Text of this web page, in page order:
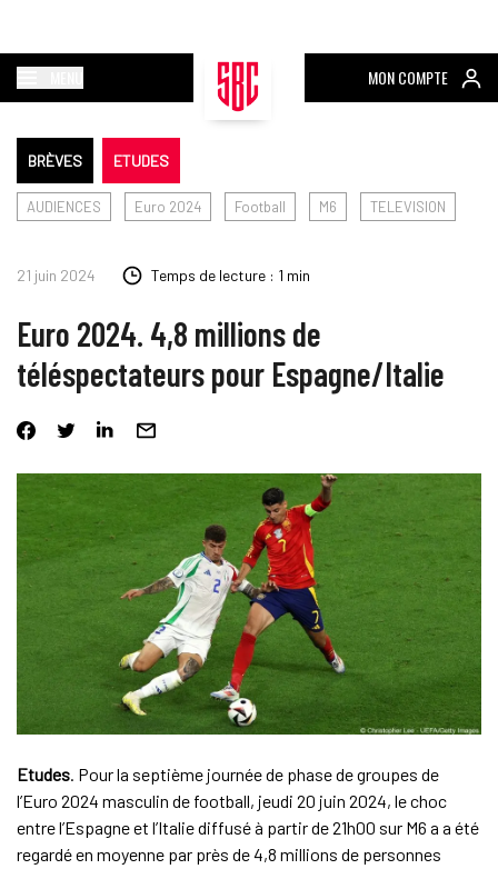
MON COMPTE
BRÈVES ETUDES
AUDIENCES Euro 2024 Football M6 TELEVISION
21 juin 2024 Temps de lecture : 1 min
Euro 2024. 4,8 millions de
téléspectateurs pour Espagne/Italie
Etudes. Pour la septième journée de phase de groupes de
l’Euro 2024 masculin de football, jeudi 20 juin 2024, le choc
entre l’Espagne et l’Italie diffusé à partir de 21h00 sur M6 a a été
regardé en moyenne par près de 4,8 millions de personnes